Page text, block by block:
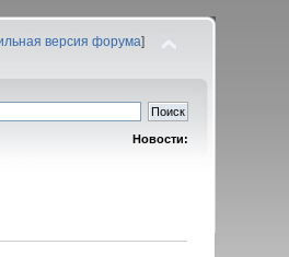
версия форума]
Новости: